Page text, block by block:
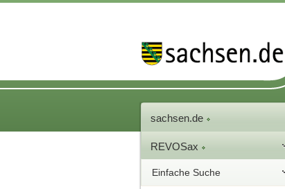
sachsen.de
REVOSax
Einfache Suche